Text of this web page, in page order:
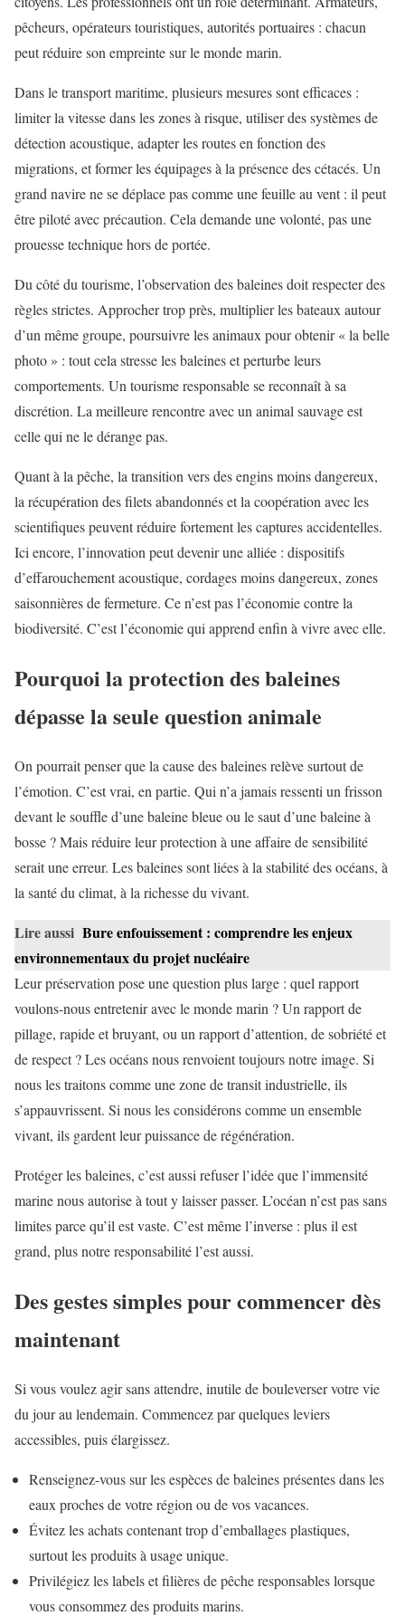
pêcheurs, opérateurs touristiques, autorités portuaires : chacun
peut réduire son empreinte sur le monde marin.
Dans le transport maritime, plusieurs mesures sont efficaces :
limiter la vitesse dans les zones à risque, utiliser des systèmes de
détection acoustique, adapter les routes en fonction des
migrations, et former les équipages à la présence des cétacés. Un
grand navire ne se déplace pas comme une feuille au vent : il peut
être piloté avec précaution. Cela demande une volonté, pas une
prouesse technique hors de portée.
Du côté du tourisme, l’observation des baleines doit respecter des
règles strictes. Approcher trop près, multiplier les bateaux autour
d’un même groupe, poursuivre les animaux pour obtenir « la belle
photo » : tout cela stresse les baleines et perturbe leurs
comportements. Un tourisme responsable se reconnaît à sa
discrétion. La meilleure rencontre avec un animal sauvage est
celle qui ne le dérange pas.
Quant à la pêche, la transition vers des engins moins dangereux,
la récupération des filets abandonnés et la coopération avec les
scientifiques peuvent réduire fortement les captures accidentelles.
Ici encore, l’innovation peut devenir une alliée : dispositifs
d’effarouchement acoustique, cordages moins dangereux, zones
saisonnières de fermeture. Ce n’est pas l’économie contre la
biodiversité. C’est l’économie qui apprend enfin à vivre avec elle.
Pourquoi la protection des baleines
dépasse la seule question animale
On pourrait penser que la cause des baleines relève surtout de
l’émotion. C’est vrai, en partie. Qui n’a jamais ressenti un frisson
devant le souffle d’une baleine bleue ou le saut d’une baleine à
bosse ? Mais réduire leur protection à une affaire de sensibilité
serait une erreur. Les baleines sont liées à la stabilité des océans, à
la santé du climat, à la richesse du vivant.
Lire aussi Bure enfouissement : comprendre les enjeux
environnementaux du projet nucléaire
Leur préservation pose une question plus large : quel rapport
voulons-nous entretenir avec le monde marin ? Un rapport de
pillage, rapide et bruyant, ou un rapport d’attention, de sobriété et
de respect ? Les océans nous renvoient toujours notre image. Si
nous les traitons comme une zone de transit industrielle, ils
s’appauvrissent. Si nous les considérons comme un ensemble
vivant, ils gardent leur puissance de régénération.
Protéger les baleines, c’est aussi refuser l’idée que l’immensité
marine nous autorise à tout y laisser passer. L’océan n’est pas sans
limites parce qu’il est vaste. C’est même l’inverse : plus il est
grand, plus notre responsabilité l’est aussi.
Des gestes simples pour commencer dès
maintenant
Si vous voulez agir sans attendre, inutile de bouleverser votre vie
du jour au lendemain. Commencez par quelques leviers
accessibles, puis élargissez.
Renseignez-vous sur les espèces de baleines présentes dans les
eaux proches de votre région ou de vos vacances.
Évitez les achats contenant trop d’emballages plastiques,
surtout les produits à usage unique.
Privilégiez les labels et filières de pêche responsables lorsque
vous consommez des produits marins.